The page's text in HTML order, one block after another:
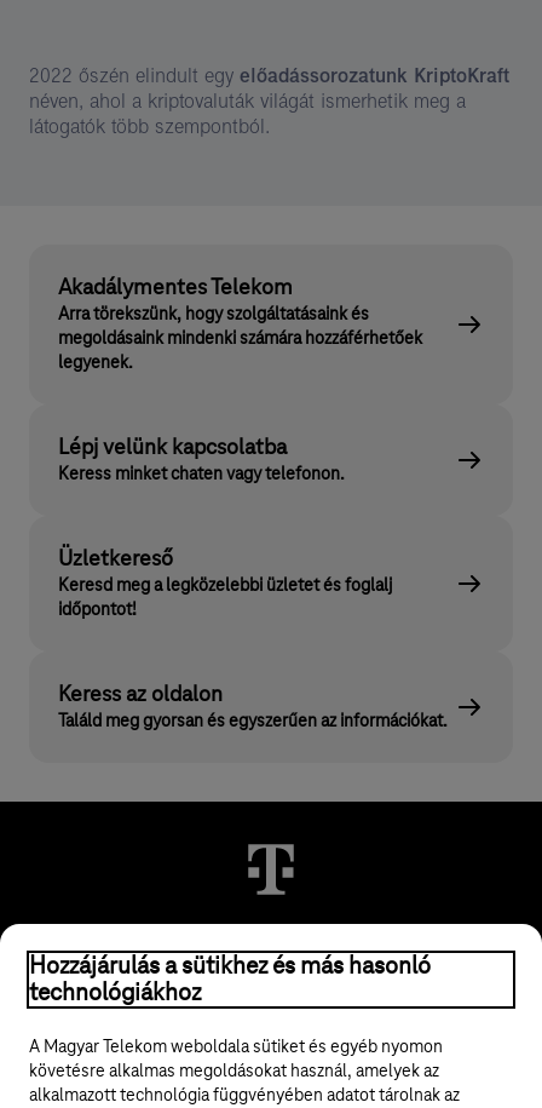
2022 őszén elindult egy előadássorozatunk KriptoKraft
néven, ahol a kriptovaluták világát ismerhetik meg a
látogatók több szempontból.
Akadálymentes Telekom
Arra törekszünk, hogy szolgáltatásaink és
megoldásaink mindenki számára hozzáférhetőek
legyenek.
Lépj velünk kapcsolatba
Keress minket chaten vagy telefonon.
Üzletkereső
Keresd meg a legközelebbi üzletet és foglalj
időpontot!
Keress az oldalon
Találd meg gyorsan és egyszerűen az információkat.
© 2026 Magyar Telekom Nyrt.
ÁSZF
Hozzájárulás a sütikhez és más hasonló
technológiákhoz
A Magyar Telekom weboldala sütiket és egyéb nyomon
követésre alkalmas megoldásokat használ, amelyek az
alkalmazott technológia függvényében adatot tárolnak az